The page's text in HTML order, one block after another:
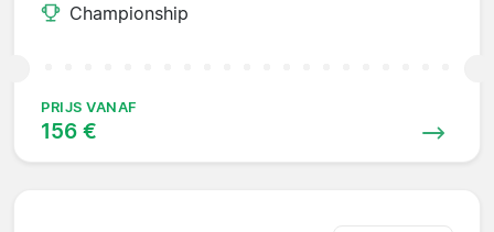
Championship
PRIJS VANAF
156 €